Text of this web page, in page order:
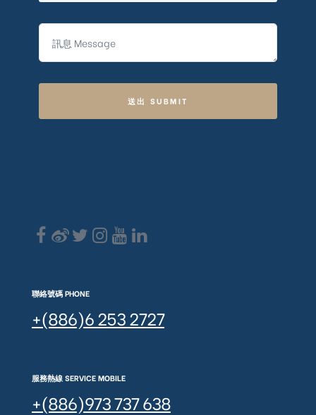
送出 SUBMIT
聯絡號碼 PHONE
+(886)6 253 2727
服務熱線 SERVICE MOBILE
+(886)973 737 638